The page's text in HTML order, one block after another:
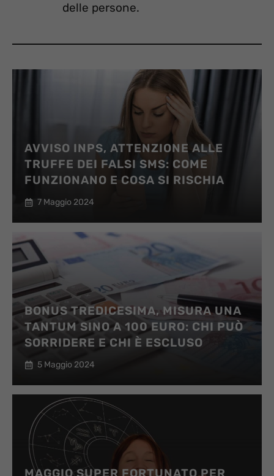
delle persone.
AVVISO INPS, ATTENZIONE ALLE
TRUFFE DEI FALSI SMS: COME
FUNZIONANO E COSA SI RISCHIA
7 Maggio 2024
BONUS TREDICESIMA, MISURA UNA
TANTUM SINO A 100 EURO: CHI PUÒ
SORRIDERE E CHI È ESCLUSO
5 Maggio 2024